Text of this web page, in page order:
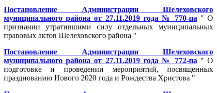
Постановление Администрации Шелеховского
муниципального района от 27.11.2019 года № 770-па " О
признании утратившими силу отдельных муниципальных
правовых актов Шелеховского района "
Постановление Администрации Шелеховского
муниципального района от 27.11.2019 года № 772-па " О
подготовке и проведении мероприятий, посвященных
празднованию Нового 2020 года и Рождества Христова "